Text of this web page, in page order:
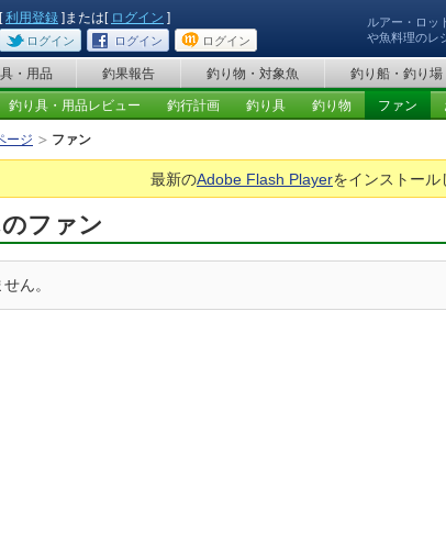
ルアー・ロッ
や魚料理のレ
[利用登録 ]または[ ログイン ]
ログイン ログイン ログイン
・用品 釣果報告 釣り物・対象魚 釣り船・釣り場
釣り具・用品レビュー 釣行計画 釣り具 釣り物 ファン
ージ ファン
最新のAdobe Flash Playerをインストール
ファン
ん。